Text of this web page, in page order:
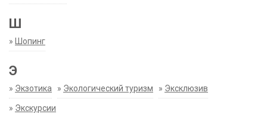
Ш
» Шопинг
Э
» Экзотика » Экологический туризм » Эксклюзив
» Экскурсии